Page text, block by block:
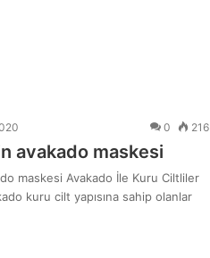
0 216
avakado maskesi
maskesi Avakado İle Kuru Ciltliler
kuru cilt yapısına sahip olanlar